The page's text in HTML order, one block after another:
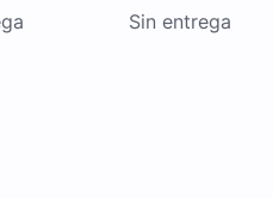
Sin entrega